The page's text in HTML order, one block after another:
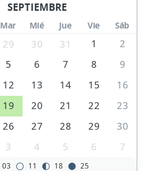
SEPTIEMBRE
Mar Mié Jue Vie Sáb
29 30 31 1
2
5 6 7 8
9
12 13 14 15
16
19 20 21 22
23
26 27 28 29
30
3 4 5 6 7
03 11 18 25